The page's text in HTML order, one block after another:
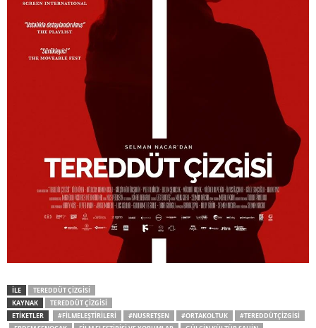
İLE
TEREDDÜT ÇIZGISI
KAYNAK
TEREDDÜT ÇIZGISI
ETİKETLER
#FILMELEŞTIRILERI #NUSRETŞEN #ORTAKOLTUK
#TEREDDÜTÇIZGISI